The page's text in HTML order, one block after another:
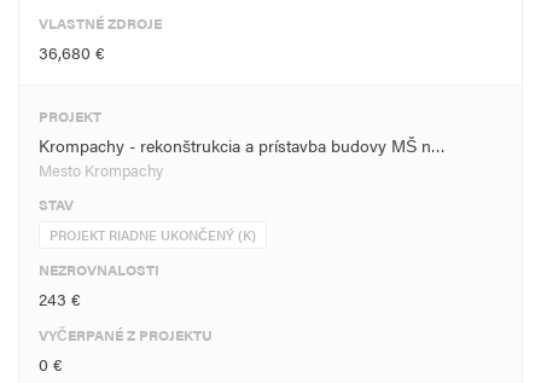
VLASTNÉ ZDROJE
36,680 €
PROJEKT
Krompachy - rekonštrukcia a prístavba budovy MŠ n…
Mesto Krompachy
STAV
PROJEKT RIADNE UKONČENÝ (K)
NEZROVNALOSTI
243 €
VYČERPANÉ Z PROJEKTU
0 €